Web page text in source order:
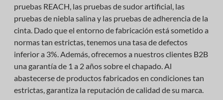
pruebas REACH, las pruebas de sudor artificial, las
pruebas de niebla salina y las pruebas de adherencia de la
cinta. Dado que el entorno de fabricación está sometido a
normas tan estrictas, tenemos una tasa de defectos
inferior a 3%. Además, ofrecemos a nuestros clientes B2B
una garantía de 1 a 2 años sobre el chapado. Al
abastecerse de productos fabricados en condiciones tan
estrictas, garantiza la reputación de calidad de su marca.